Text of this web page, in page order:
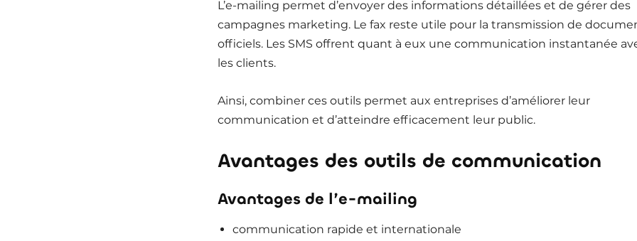
L’e-mailing permet d’envoyer des informations détaillées et de gérer des
campagnes marketing. Le fax reste utile pour la transmission de
officiels. Les SMS offrent quant à eux une communication instantanée
les clients.
Ainsi, combiner ces outils permet aux entreprises d’améliorer leur
communication et d’atteindre efficacement leur public.
Avantages des outils de communication
Avantages de l’e-mailing
communication rapide et internationale